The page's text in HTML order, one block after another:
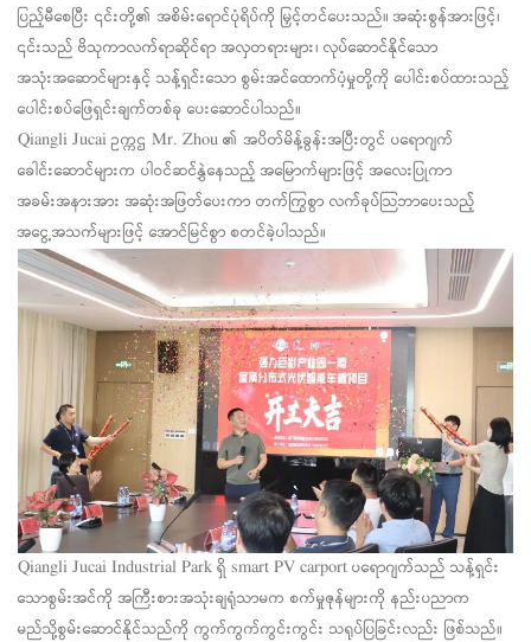
ပြည့်မီစေပြီး ၎င်းတို့၏ အစိမ်းရောင်ပုံရိပ်ကို မြှင့်တင်ပေးသည်။ အဆုံးစွန်အားဖြင့်၊
၎င်းသည် ဗိသုကာလက်ရာဆိုင်ရာ အလှတရားများ၊ လုပ်ဆောင်နိုင်သော
အသုံးအဆောင်များနှင့် သန့်ရှင်းသော စွမ်းအင်ထောက်ပံ့မှုတို့ကို ပေါင်းစပ်ထားသည့်
ပေါင်းစပ်ဖြေရှင်းချက်တစ်ခု ပေးဆောင်ပါသည်။
Qiangli Jucai ဥက္ကဌ Mr. Zhou ၏ အပိတ်မိန့်ခွန်းအပြီးတွင် ပရောဂျက်
ခေါင်းဆောင်များက ပါဝင်ဆင်နွှဲနေသည့် အမြောက်များဖြင့် အလေးပြုကာ
အခမ်းအနားအား အဆုံးအဖြတ်ပေးကာ တက်ကြွစွာ လက်ခုပ်သြဘာပေးသည့်
အငွေ့အသက်များဖြင့် အောင်မြင်စွာ စတင်ခဲ့ပါသည်။
Qiangli Jucai Industrial Park ရှိ smart PV carport ပရောဂျက်သည် သန့်ရှင်း
သောစွမ်းအင်ကို အကြီးစားအသုံးချရုံသာမက စက်မှုဇုန်များကို နည်းပညာက
မည်သို့စွမ်းဆောင်နိုင်သည်ကို ကွက်ကွက်ကွင်းကွင်း သရုပ်ပြခြင်းလည်း ဖြစ်သည်။